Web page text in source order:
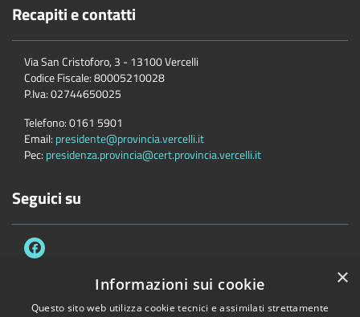
Recapiti e contatti
Via San Cristoforo, 3 - 13100 Vercelli
Codice Fiscale:80005210028
P.Iva:02744650025
Telefono:0161 5901
Email: presidente@provincia.vercelli.it
Pec: presidenza.provincia@cert.provincia.vercelli.it
Seguici su
×
Informazioni sui cookie
Questo sito web utilizza cookie tecnici e assimilati strettamente